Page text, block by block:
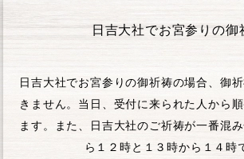
日吉大社でお宮参りの御
日吉大社でお宮参りの御祈祷の場合、御
きません。当日、受付に来られた人から
ます。また、日吉大社のご祈祷が一番混
ら１２時と１３時から１４時